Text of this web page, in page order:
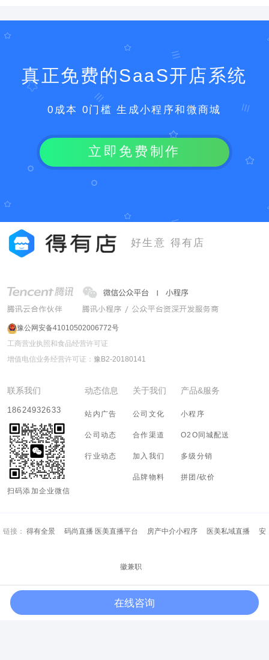
真正免费的SaaS开店系统
0成本 0门槛 生成小程序和微商城
立即免费制作
好生意 得有店
豫公网安备41010502006772号
工商营业执照和食品经营许可证
增值电信业务经营许可证： 豫B2-20180141
联系我们
18624932633
扫码添加企业微信
动态信息
站内广告
公司动态
行业动态
关于我们
公司文化
合作渠道
加入我们
品牌物料
产品&服务
小程序
O2O同城配送
多级分销
拼团/砍价
链接： 得有全景 码尚直播 医美直播平台 房产中介小程序 医美私域直播 安
徽兼职
Copyright (c) 2018-2028 河南有态度信息科技有限公司 All Rights Resreved.
在线咨询